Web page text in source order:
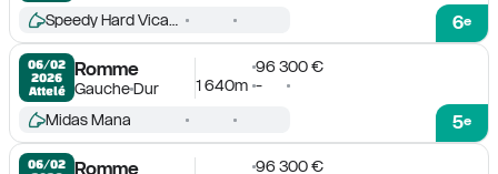
6e
Speedy Hard Vicane
06/02
2026
Attelé
Romme
GaucheDur
96 300 €
1 640m -
5e
Midas Mana
06/02
Romme
96 300 €